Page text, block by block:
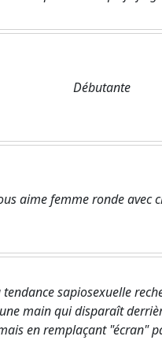
Débutante
aime femme ronde avec
sapiosexuelle
main qui disparaît
en remplaçant "écran"